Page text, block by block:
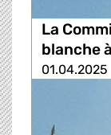
La
blanche
01.04.2025